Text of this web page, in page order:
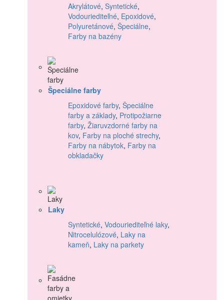
Akrylátové, Syntetické,
Vodouriediteľné, Epoxidové,
Polyuretánové, Špeciálne,
Farby na bazény
Špeciálne farby
Epoxidové farby, Špeciálne
farby a základy, Protipožiarne
farby, Žiaruvzdorné farby na
kov, Farby na ploché strechy,
Farby na nábytok, Farby na
obkladačky
Laky
Syntetické, Vodouriediteľné laky,
Nitrocelulózové, Laky na
kameň, Laky na parkety